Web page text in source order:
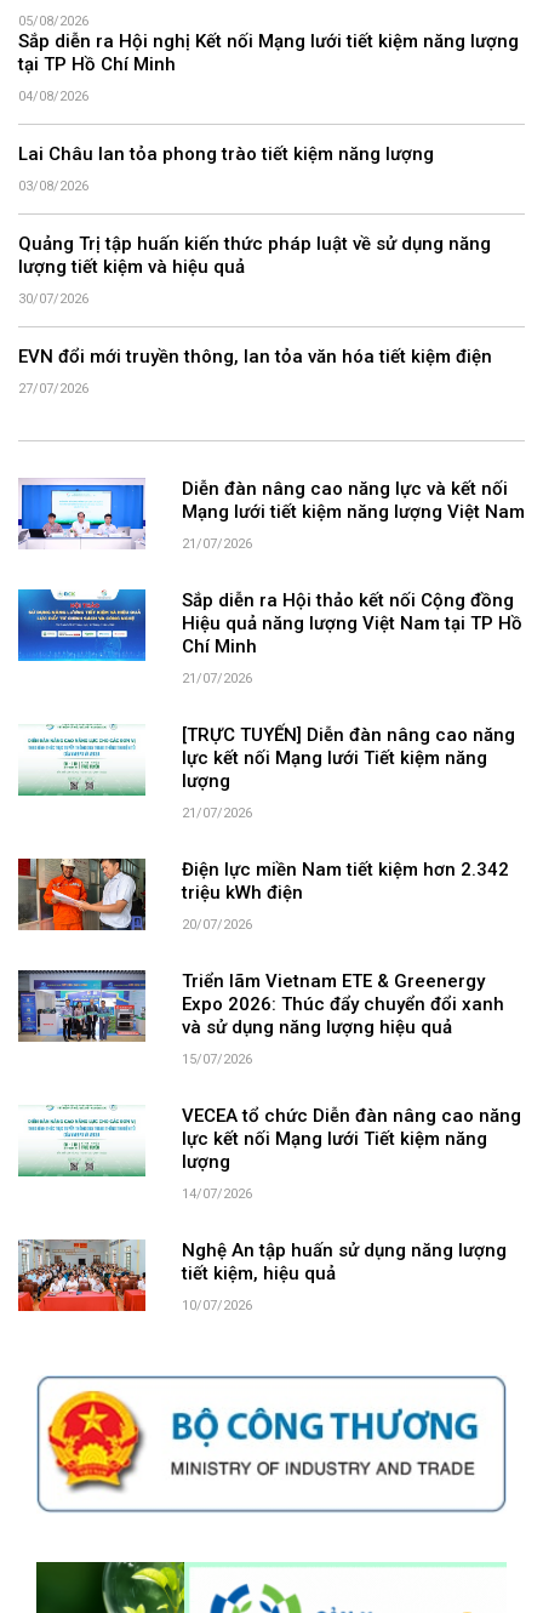
05/08/2026
Sắp diễn ra Hội nghị Kết nối Mạng lưới tiết kiệm năng lượng
tại TP Hồ Chí Minh
04/08/2026
Lai Châu lan tỏa phong trào tiết kiệm năng lượng
03/08/2026
Quảng Trị tập huấn kiến thức pháp luật về sử dụng năng
lượng tiết kiệm và hiệu quả
30/07/2026
EVN đổi mới truyền thông, lan tỏa văn hóa tiết kiệm điện
27/07/2026
Diễn đàn nâng cao năng lực và kết nối
Mạng lưới tiết kiệm năng lượng Việt Nam
21/07/2026
Sắp diễn ra Hội thảo kết nối Cộng đồng
Hiệu quả năng lượng Việt Nam tại TP Hồ
Chí Minh
21/07/2026
[TRỰC TUYẾN] Diễn đàn nâng cao năng
lực kết nối Mạng lưới Tiết kiệm năng
lượng
21/07/2026
Điện lực miền Nam tiết kiệm hơn 2.342
triệu kWh điện
20/07/2026
Triển lãm Vietnam ETE & Greenergy
Expo 2026: Thúc đẩy chuyển đổi xanh
và sử dụng năng lượng hiệu quả
15/07/2026
VECEA tổ chức Diễn đàn nâng cao năng
lực kết nối Mạng lưới Tiết kiệm năng
lượng
14/07/2026
Nghệ An tập huấn sử dụng năng lượng
tiết kiệm, hiệu quả
10/07/2026